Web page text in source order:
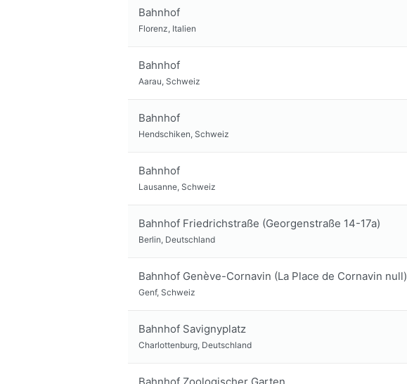
Bahnhof
Florenz, Italien
Bahnhof
Aarau, Schweiz
Bahnhof
Hendschiken, Schweiz
Bahnhof
Lausanne, Schweiz
Bahnhof Friedrichstraße (Georgenstraße 14-17a)
Berlin, Deutschland
Bahnhof Genève-Cornavin (La Place de Cornavin null)
Genf, Schweiz
Bahnhof Savignyplatz
Charlottenburg, Deutschland